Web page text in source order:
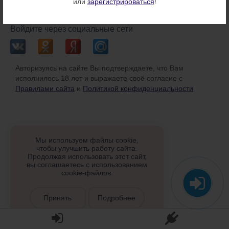
Войдите через социальные сети
Авторизуясь на сайте Вы подтверждаете, что Вам
исполнилось 18 лет и выражаете своё согласие с
Правилами сайта и Политикой конфиденциальности
Мы используем файлы cookie,
чтобы улучшить работу сайта.
Продолжая использовать этот сайт,
вы соглашаетесь с использованием
cookie-файлов.
Принять Подробнее